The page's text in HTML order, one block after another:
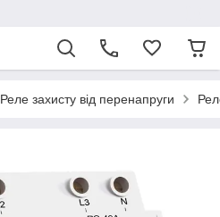
Реле захисту від перенапруги